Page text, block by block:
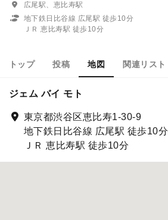
広尾駅、恵比寿駅
地下鉄日比谷線 広尾駅 徒歩10分
ＪＲ 恵比寿駅 徒歩10分
トップ 投稿 地図 関連リスト
ジェム バイ モト
東京都渋谷区恵比寿1-30-9
地下鉄日比谷線 広尾駅 徒歩10分
ＪＲ 恵比寿駅 徒歩10分